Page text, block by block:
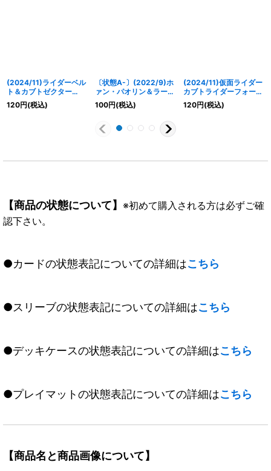
(2024/11)ライダーベル
ト＆カブトゼクター
【R】{CB31-023}
《赤》
120円(税込)
〔状態A-〕(2022/9)ホ
ァン・パオリン＆ラー
ラ・チャイコスカヤ【契
約X】{CB26-CX05}
100円(税込)
(2024/11)仮面ライダー
カブトライダーフォーム
[5]【R】{CB31-006}
《赤》
120円(税込)
【商品の状態について】 ※初めて購入される方は必ずご確
認下さい。
●カードの状態表記についての詳細はこちら
●スリーブの状態表記についての詳細はこちら
●デッキケースの状態表記についての詳細はこちら
●プレイマットの状態表記についての詳細はこちら
【商品名と商品画像について】